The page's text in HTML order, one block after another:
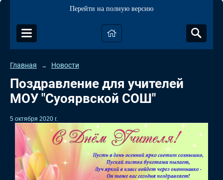
Перейти на полную версию
Главная → Новости
Поздравление для учителей
МОУ "Суоярвской СОШ"
5 октября 2020 г.